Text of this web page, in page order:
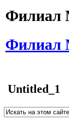
Филиал
Филиал
Untitled_1